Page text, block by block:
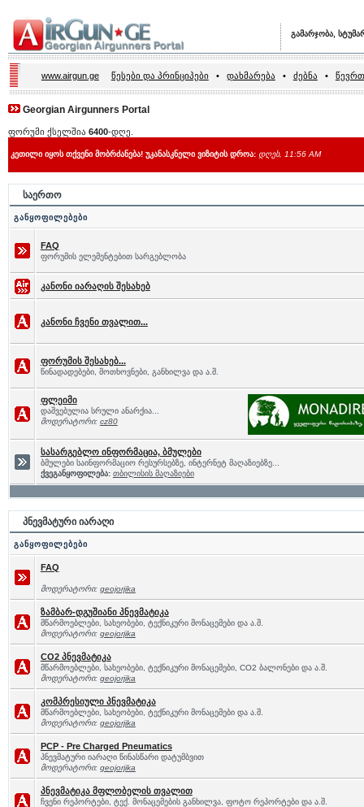
გამარჯობა,
www.airgun.ge წესები და პრინციპები • დახმარება • ძებნა •
Georgian Airgunners Portal
ფორუმი ქსელშია 6400-დღე.
კეთილი იყოს თქვენი მობრძანება! უკანასკნელი ვიზიტის დროა: დღეს, 11:56 AM
საერთო
განყოფილებები
FAQ
ფორუმის ელემენტებით სარგებლობა
კანონი იარაღის შესახებ
კანონი ჩვენი თვალით...
ფორუმის შესახებ...
წინადადებები, მოთხოვნები, განხილვა და ა.შ.
ფლეიმი
დაშვებულია სრული ანარქია...
მოდერატორი: cz80
სასარგებლო ინფორმაცია, ბმულები
ბმულები საინფორმაციო რესურსებზე, ინტერნეტ მაღაზიებზე...
ქვეგანყოფილება: თბილისის მაღაზიები
პნევმატური იარაღი
განყოფილებები
FAQ
მოდერატორი: geojorjika
ზამბარ-დგუშიანი პნევმატიკა
მწარმოებლები, სახეობები, ტექნიკური მონაცემები და ა.შ.
მოდერატორი: geojorjika
CO2 პნევმატიკა
მწარმოებლები, სახეობები, ტექნიკური მონაცემები, CO2 ბალონები და ა.შ.
მოდერატორი: geojorjika
კომპრესიული პნევმატიკა
მწარმოებლები, სახეობები, ტექნიკური მონაცემები და ა.შ.
მოდერატორი: geojorjika
PCP - Pre Charged Pneumatics
პნევმატური იარაღი წინასწარი დატუმბვით
მოდერატორი: geojorjika
პნევმატიკა მფლობელის თვალით
ჩვენი რეპორტები, ტექ. მონაცემების განხილვა, ფოტო რეპორტები და ა.შ.